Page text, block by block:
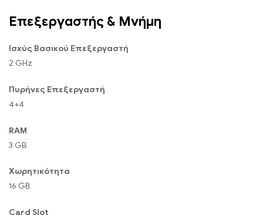
Επεξεργαστής & Μνήμη
Ισχύς Βασικού Επεξεργαστή
2 GHz
Πυρήνες Επεξεργαστή
4+4
RAM
3 GB
Χωρητικότητα
16 GB
Card Slot